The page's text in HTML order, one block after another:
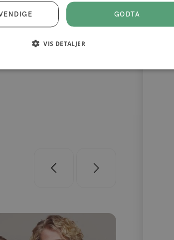
det de lover. Og Mega rask
Super
GODTA
VIS DETALJER